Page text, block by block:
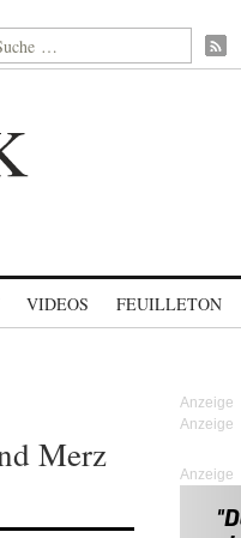
VIDEOS FEUILLETON
Merz
Anzeige